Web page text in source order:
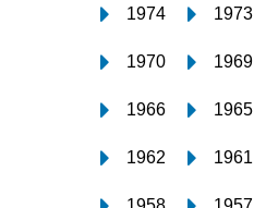
1974 1973
1970 1969
1966 1965
1962 1961